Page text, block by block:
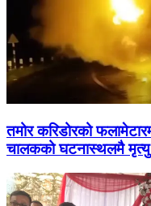
तमोर करिडोरको
चालकको घटनास्थलमै